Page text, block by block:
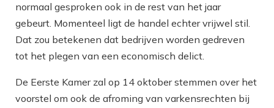
normaal gesproken ook in de rest van het jaar
gebeurt. Momenteel ligt de handel echter vrijwel stil.
Dat zou betekenen dat bedrijven worden gedreven
tot het plegen van een economisch delict.
De Eerste Kamer zal op 14 oktober stemmen over het
voorstel om ook de afroming van varkensrechten bij